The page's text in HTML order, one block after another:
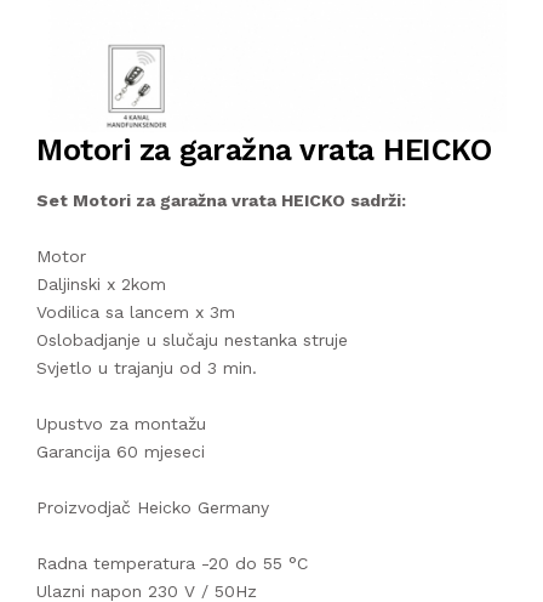
Motori za garažna vrata HEICKO
Set Motori za garažna vrata HEICKO sadrži:
Motor
Daljinski x 2kom
Vodilica sa lancem x 3m
Oslobadjanje u slučaju nestanka struje
Svjetlo u trajanju od 3 min.
Upustvo za montažu
Garancija 60 mjeseci
Proizvodjač Heicko Germany
Radna temperatura -20 do 55 °C
Ulazni napon 230 V / 50Hz